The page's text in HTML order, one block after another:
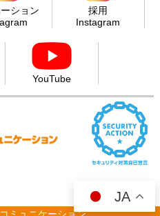
ション
採用
Instagram
YouTube
JA